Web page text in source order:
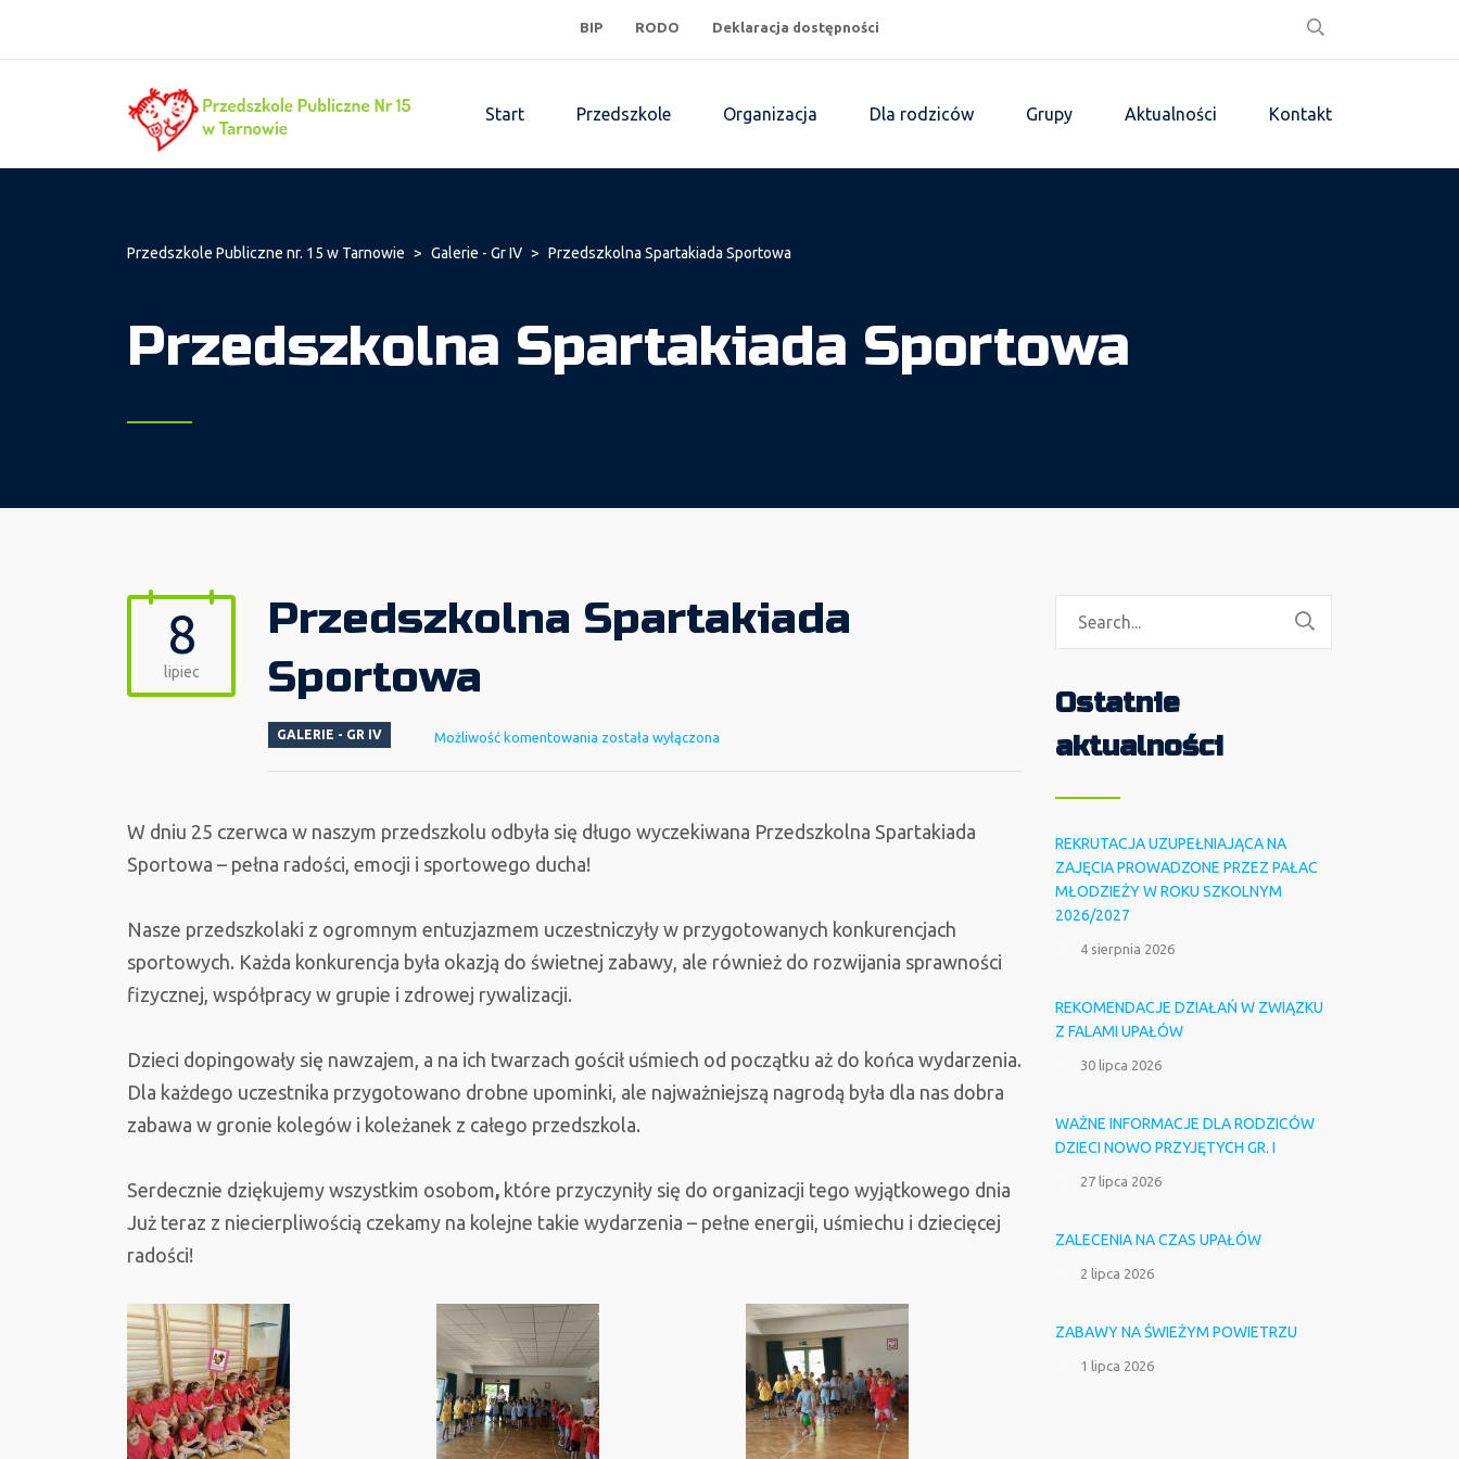
BIP RODO Deklaracja dostępności
Start Przedszkole Organizacja Dla rodziców Grupy Aktualności Kontakt
Przedszkole Publiczne nr. 15 w Tarnowie > Galerie - Gr IV > Przedszkolna Spartakiada Sportowa
Przedszkolna Spartakiada Sportowa
8
lipiec
Przedszkolna Spartakiada
Sportowa
GALERIE - GR IV Możliwość komentowania Przedszkolna
została wyłączona
W dniu 25 czerwca w naszym przedszkolu odbyła się długo wyczekiwana Przedszkolna Spartakiada
Sportowa – pełna radości, emocji i sportowego ducha!
Nasze przedszkolaki z ogromnym entuzjazmem uczestniczyły w przygotowanych konkurencjach
sportowych. Każda konkurencja była okazją do świetnej zabawy, ale również do rozwijania sprawności
fizycznej, współpracy w grupie i zdrowej rywalizacji.
Dzieci dopingowały się nawzajem, a na ich twarzach gościł uśmiech od początku aż do końca wydarzenia.
Dla każdego uczestnika przygotowano drobne upominki, ale najważniejszą nagrodą była dla nas dobra
zabawa w gronie kolegów i koleżanek z całego przedszkola.
Serdecznie dziękujemy wszystkim osobom, które przyczyniły się do organizacji tego wyjątkowego dnia
Już teraz z niecierpliwością czekamy na kolejne takie wydarzenia – pełne energii, uśmiechu i dziecięcej
radości!
Ostatnie
aktualności
REKRUTACJA UZUPEŁNIAJĄCA NA
ZAJĘCIA PROWADZONE PRZEZ PAŁAC
MŁODZIEŻY W ROKU SZKOLNYM
2026/2027
4 sierpnia 2026
REKOMENDACJE DZIAŁAŃ W ZWIĄZKU
Z FALAMI UPAŁÓW
30 lipca 2026
WAŻNE INFORMACJE DLA RODZICÓW
DZIECI NOWO PRZYJĘTYCH GR. I
27 lipca 2026
ZALECENIA NA CZAS UPAŁÓW
2 lipca 2026
ZABAWY NA ŚWIEŻYM POWIETRZU
1 lipca 2026